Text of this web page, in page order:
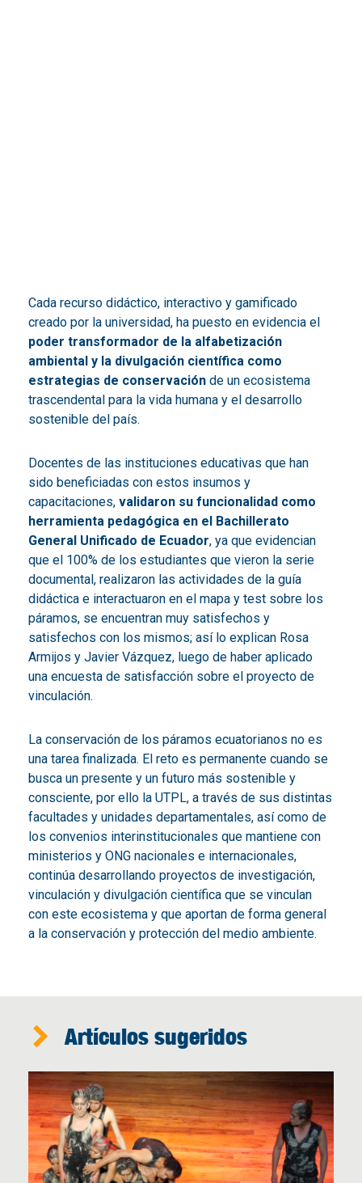
Cada recurso didáctico, interactivo y gamificado
creado por la universidad, ha puesto en evidencia el
poder transformador de la alfabetización
ambiental y la divulgación científica como
estrategias de conservación de un ecosistema
trascendental para la vida humana y el desarrollo
sostenible del país.
Docentes de las instituciones educativas que han
sido beneficiadas con estos insumos y
capacitaciones, validaron su funcionalidad como
herramienta pedagógica en el Bachillerato
General Unificado de Ecuador, ya que evidencian
que el 100% de los estudiantes que vieron la serie
documental, realizaron las actividades de la guía
didáctica e interactuaron en el mapa y test sobre los
páramos, se encuentran muy satisfechos y
satisfechos con los mismos; así lo explican Rosa
Armijos y Javier Vázquez, luego de haber aplicado
una encuesta de satisfacción sobre el proyecto de
vinculación.
La conservación de los páramos ecuatorianos no es
una tarea finalizada. El reto es permanente cuando se
busca un presente y un futuro más sostenible y
consciente, por ello la UTPL, a través de sus distintas
facultades y unidades departamentales, así como de
los convenios interinstitucionales que mantiene con
ministerios y ONG nacionales e internacionales,
continúa desarrollando proyectos de investigación,
vinculación y divulgación científica que se vinculan
con este ecosistema y que aportan de forma general
a la conservación y protección del medio ambiente.
Artículos sugeridos